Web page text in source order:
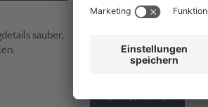
sauber,
Preisauszeichnung im
Welche Systeme zur
es? Erfahren Sie, welche
einzelnen Lösungen
System am besten zu den
MEHR ERFAHREN